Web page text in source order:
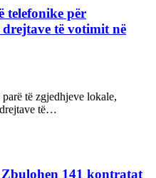
për
të votimit në
të zgjedhjeve lokale,
të…
141 kontratat